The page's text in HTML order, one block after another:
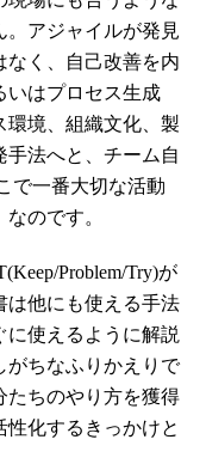
。アジャイルが発見
なく、自己改善を内
いはプロセス生成
環境、組織文化、製
法へと、チーム自
で一番大切な活動
のです。
Problem/Try)が
は他にも使える手法
に使えるように解説
がちなふりかえりで
たちのやり方を獲得
化するきっかけと